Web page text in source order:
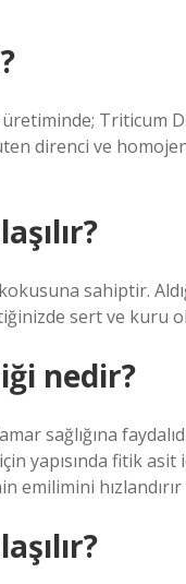
Triticum
direnci ve
sahiptir.
sert ve kuru
nedir?
sağlığına
yapısında fitik
hızlandırır